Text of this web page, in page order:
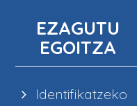
EZAGUTU
EGOITZA
Identifikatzeko